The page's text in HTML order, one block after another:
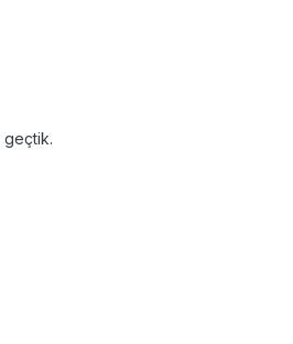
geçtik.